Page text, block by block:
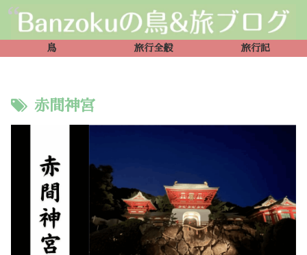
鳥 旅行全般 旅行記
赤間神宮